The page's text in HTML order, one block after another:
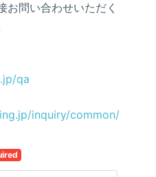
お問い合わせいただく
qa
inquiry/common/